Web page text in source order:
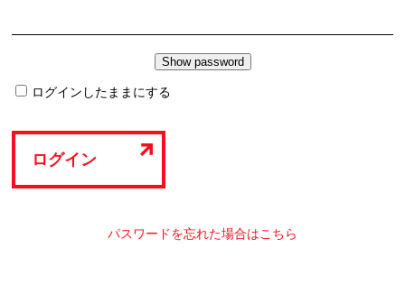
ログインしたままにする
ログイン
パスワードを忘れた場合はこちら